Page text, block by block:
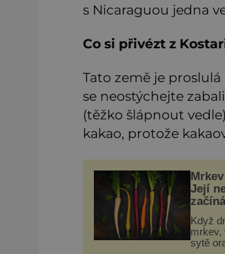
s Nicaraguou jedna
Co si přivézt z
Tato země je
se neostýchejte
(těžko šlápnout
kakao, protože
Její
Když
mrkev,
sytě